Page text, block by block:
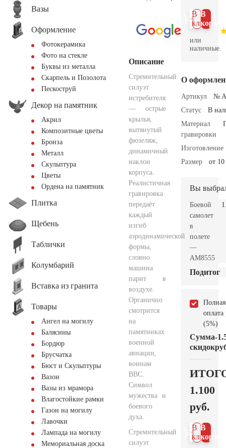
Вазы
Оформление
Фотокерамика
Фото на стекле
Буквы из металла
Скарпель и Позолота
Пескоструй
Декор на памятник
Акрил
Композитные цветы
Бронза
Металл
Скульптура
Цветы
Ордена на памятник
Плитка
Щебень
Таблички
Колумбарий
Вставка из гранита
Товары
Ангел на могилу
Балясины
Бордюр
Брусчатка
Бюст и Скульптуры
Вазон
Вазы из мрамора
Влагостойкие рамки
Газон на могилу
Лавочки
Лампада на могилу
Мемориальная доска
Описание
Стремительный
силуэт
истребителя
— острые
крылья,
вытянутый
фюзеляж,
динамичный
наклон
корпуса.
Реалистичная
гравировка
передаёт
каждый
изгиб
аэродинамической
формы,
словно
машина
парит в
воздухе.
Органично
смотрится
на
памятниках
военной
авиации,
воинам
ВВС.
Символ
мужества и
боевого
духа.
Стремительный
силуэт
В
В 1
клик
или
наличные.
О
Артикул
№
Статус
В
Материал
гравировки
Изготовление
Размер
от
Вы
Боевой
самолет
в
полете
—
AM8555
Подитог
Полная
оплата
(5%)
Сумма
скидок
-
1.100
руб.
В
В 1
клик